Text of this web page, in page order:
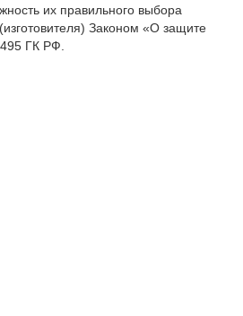
их правильного выбора
Законом «О защите
ГК РФ.